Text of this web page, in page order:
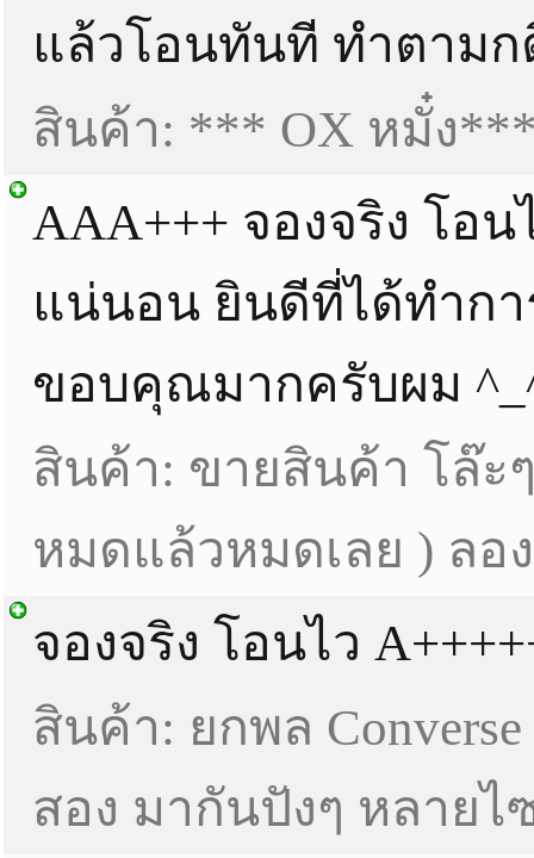
แล้วโอนทันที ทำตามก
สินค้า: *** OX หมั๋ง
AAA+++ จองจริง โอน
แน่นอน ยินดีที่ได้ทำก
ขอบคุณมากครับผม
สินค้า: ขายสินค้า โล๊ะ
หมดแล้วหมดเลย ) ลอ
จองจริง โอนไว
สินค้า: ยกพล
สอง มากันปังๆ หลายไ